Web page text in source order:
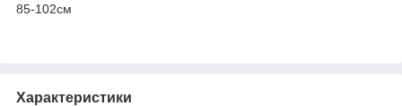
85-102см
Характеристики